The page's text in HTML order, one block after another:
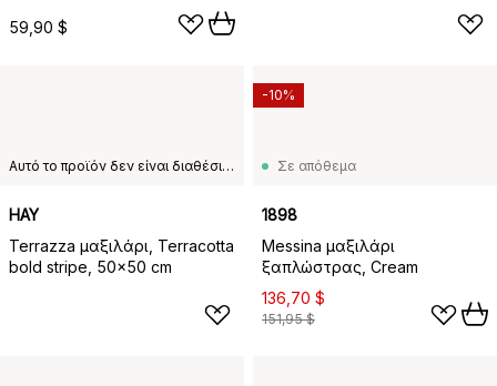
59,90 $
Αυτό το προϊόν δεν είναι διαθέσιμο στη χώρα παράδοσης που έχετε επιλέξει.
HAY
Terrazza μαξιλάρι, Terracotta
bold stripe, 50x50 cm
Σε απόθεμα
1898
Messina μαξιλάρι
ξαπλώστρας, Cream
136,70 $
151,95 $
-10%